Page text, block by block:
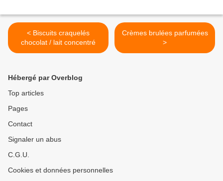
< Biscuits craquelés
chocolat / lait concentré
Crèmes brulées parfumées
>
Hébergé par Overblog
Top articles
Pages
Contact
Signaler un abus
C.G.U.
Cookies et données personnelles